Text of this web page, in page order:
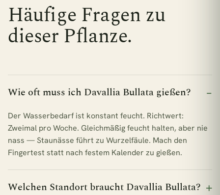
Häufige Fragen zu
dieser Pflanze.
Wie oft muss ich Davallia Bullata gießen?
Der Wasserbedarf ist konstant feucht. Richtwert:
Zweimal pro Woche. Gleichmäßig feucht halten, aber nie
nass — Staunässe führt zu Wurzelfäule. Mach den
Fingertest statt nach festem Kalender zu gießen.
Welchen Standort braucht Davallia Bullata?